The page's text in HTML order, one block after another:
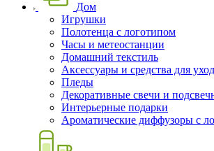
Дом
Игрушки
Полотенца с логотипом
Часы и метеостанции
Домашний текстиль
Аксессуары и средства для
Пледы
Декоративные свечи и
Интерьерные подарки
Ароматические диффузоры с